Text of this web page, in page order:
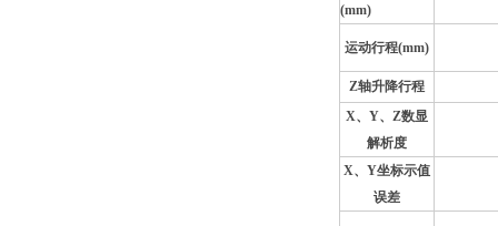
(mm)
运动行程(mm)
Z轴升降行程
X、 Y、 Z数显
解析度
X、 Y坐标示值
误差